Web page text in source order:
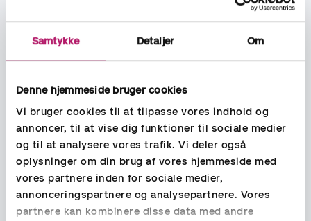
Samtykke Detaljer Om
Denne hjemmeside bruger cookies
Vi bruger cookies til at tilpasse vores indhold og
annoncer, til at vise dig funktioner til sociale medier
og til at analysere vores trafik. Vi deler også
oplysninger om din brug af vores hjemmeside med
vores partnere inden for sociale medier,
annonceringspartnere og analysepartnere. Vores
partnere kan kombinere disse data med andre
Økonomifunktionen -
eksempler på opgaver Aspia
har løst